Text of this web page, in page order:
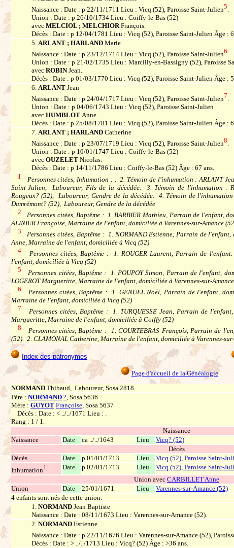
Naissance : Date : p 22/11/1711 Lieu : Vicq (52), Paroisse Saint-Julien5.
Union : Date : p 26/10/1734 Lieu : Coiffy-le-Bas (52)
avecMELCIOL ; MELCHIORFrançois.
Décès : Date : p 12/04/1781 Lieu : Vicq (52), Paroisse Saint-Julien Âge :
5.ARLANT ; HARLANDMarie
Naissance : Date : p 23/12/1714 Lieu : Vicq (52), Paroisse Saint-Julien6.
Union : Date : p 21/02/1735 Lieu : Marcilly-en-Bassigny (52), Paroisse
avecROBINJean.
Décès : Date : p 01/03/1770 Lieu : Vicq (52), Paroisse Saint-Julien Âge :
6.ARLANTJean
Naissance : Date : p 24/04/1717 Lieu : Vicq (52), Paroisse Saint-Julien7.
Union : Date : p 04/06/1743 Lieu : Vicq (52), Paroisse Saint-Julien
avecHUMBLOTAnne.
Décès : Date : p 25/08/1781 Lieu : Vicq (52), Paroisse Saint-Julien Âge :
7.ARLANT ; HARLANDCatherine
Naissance : Date : p 23/07/1719 Lieu : Vicq (52), Paroisse Saint-Julien8.
Union : Date : p 10/01/1747 Lieu : Coiffy-le-Bas (52)
avecOUZELETNicolas.
Décès : Date : p 14/11/1786 Lieu : Coiffy-le-Bas (52) Âge : 67 ans.
1 Personnes citées, Inhumation : . 2. Témoin de l'inhumation : ARLANT
Saint-Julien, Laboureur, Fils de la décédée. 3. Témoin de l'inhumation :
Rougeux? (52), Laboureur, Gendre de la décédée. 4. Témoin de
Damrémont? (52), Laboureur, Gendre de la décédée
2 Personnes citées, Baptême : 1. BARBIER Mathieu, Parrain de l'enfant,
ALINIER Françoise, Marraine de l'enfant, domiciliée à Varennes-sur-Amance
3 Personnes citées, Baptême : 1. NORMAND Estienne, Parrain de
Anne, Marraine de l'enfant, domiciliée à Vicq (52)
4 Personnes citées, Baptême : 1. ROUGER Laurent, Parrain de
l'enfant, domiciliée à Vicq (52)
5 Personnes citées, Baptême : 1. POUPOY Simon, Parrain de l'enfant,
LOGEROT Margueritte, Marraine de l'enfant, domiciliée à Varennes-sur-
6 Personnes citées, Baptême : 1. GENUEL Noël, Parrain de l'enfant,
Marraine de l'enfant, domiciliée à Vicq (52)
7 Personnes citées, Baptême : 1. TURQUESSE Jean, Parrain de
Margueritte, Marraine de l'enfant, domiciliée à Coiffy (52)
8 Personnes citées, Baptême : 1. COURTEBRAS François, Parrain de
(52). 2. CLAMONAL Catherine, Marraine de l'enfant, domiciliée à Varennes-
Index des patronymes
Page d'accueil de la Généalogie
NORMAND Thibaud, Laboureur, Sosa 2818
Père : NORMAND ?, Sosa 5636
Mère : GUYOT Françoise, Sosa 5637
Décès : Date : < ../../1671 Lieu : .
Rang : 1 / 1.
Naissance
Naissance
Date ca ../../1643 Lieu
Vicq? (52)
Décès
Décès
Date p 01/01/1713 Lieu Vicq (52), Paroisse Saint-
Inhumation1 Date p 02/01/1713 Lieu Vicq (52), Paroisse Saint-
Union avec CARBILLET Anne
Union
Date 25/01/1671 Lieu Varennes-sur-Amance (52)
4 enfants sont nés de cette union.
1.NORMANDJean Baptiste
Naissance : Date : 08/11/1673 Lieu : Varennes-sur-Amance (52).
2.NORMANDEstienne
Naissance : Date : p 22/11/1676 Lieu : Varennes-sur-Amance (52),
Décès : Date : > ../../1713 Lieu : Vicq? (52) Âge : >36 ans.